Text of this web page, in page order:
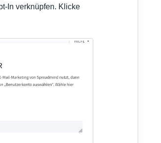
In verknüpfen. Klicke